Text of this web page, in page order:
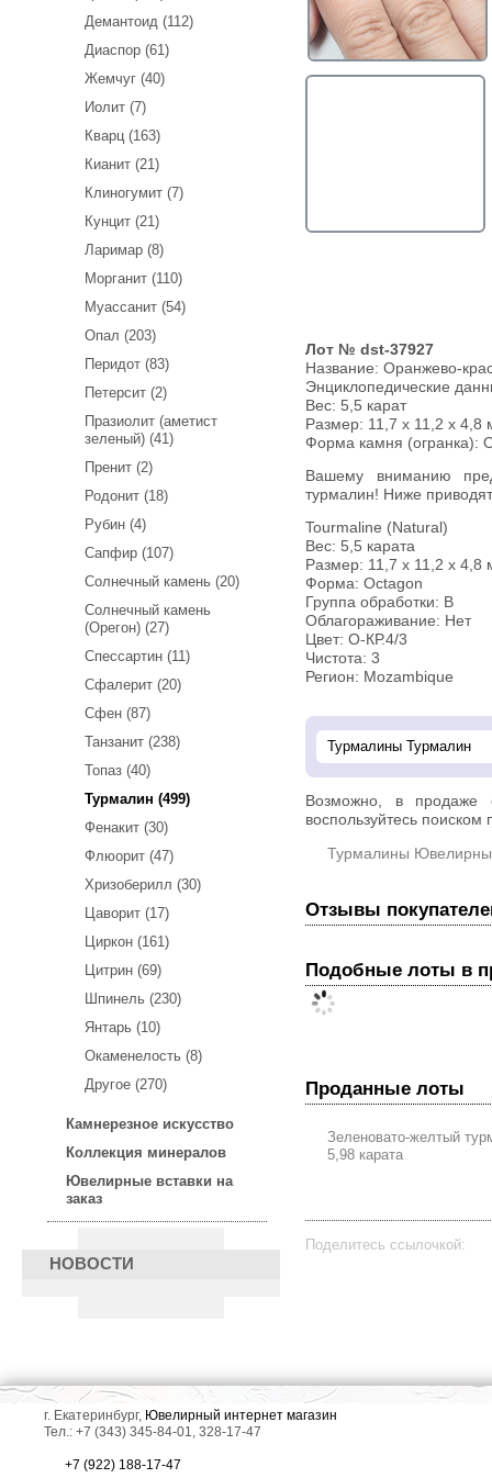
Демантоид (112)
Диаспор (61)
Жемчуг (40)
Иолит (7)
Кварц (163)
Кианит (21)
Клиногумит (7)
Кунцит (21)
Ларимар (8)
Морганит (110)
Муассанит (54)
Опал (203)
Перидот (83)
Петерсит (2)
Празиолит (аметист
зеленый) (41)
Пренит (2)
Родонит (18)
Рубин (4)
Сапфир (107)
Солнечный камень (20)
Солнечный камень
(Орегон) (27)
Спессартин (11)
Сфалерит (20)
Сфен (87)
Танзанит (238)
Топаз (40)
Турмалин (499)
Фенакит (30)
Флюорит (47)
Хризоберилл (30)
Цаворит (17)
Циркон (161)
Цитрин (69)
Шпинель (230)
Янтарь (10)
Окаменелость (8)
Другое (270)
Камнерезное искусство
Коллекция минералов
Ювелирные вставки на
заказ
НОВОСТИ
Лот № dst-37927
Название: Оранжево-
Энциклопедические
Вес: 5,5 карат
Размер: 11,7 x 11,2 x 4,8
Форма камня (огранка):
Вашему вниманию предлагается яркий оранжево-красный
турмалин! Ниже
Tourmaline (Natural)
Вес: 5,5 карата
Размер: 11,7 х 11,2 х 4,8
Форма: Octagon
Группа обработки: В
Облагораживание: Нет
Цвет: О-КР.4/3
Чистота: 3
Регион: Mozambique
Возможно, в продаже
воспользуйтесь поиском
Турмалины
Отзывы
Подобные лоты в
Проданные лоты
Зеленовато-желтый
5,98 карата
Поделитесь ссылочкой:
г. Екатеринбург, Ювелирный интернет магазин
Тел.: +7 (343) 345-84-01, 328-17-47
+7 (922) 188-17-47